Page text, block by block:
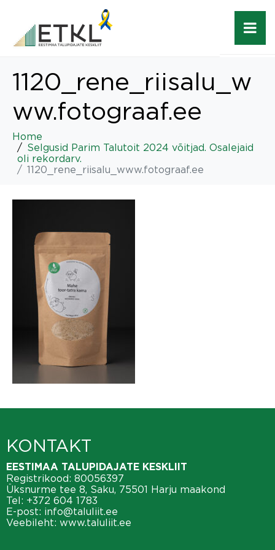
1120_rene_riisalu_w
ww.fotograaf.ee
Home
Selgusid Parim Talutoit 2024 võitjad. Osalejaid
oli rekordarv.
1120_rene_riisalu_www.fotograaf.ee
KONTAKT
EESTIMAA TALUPIDAJATE KESKLIIT
Registrikood: 80056397
Üksnurme tee 8, Saku, 75501 Harju maakond
Tel: +372 604 1783
E-post: info@taluliit.ee
Veebileht: www.taluliit.ee